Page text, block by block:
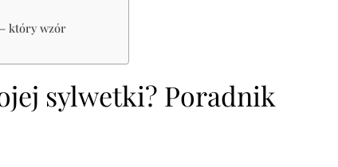
który wzór
sylwetki? Poradnik